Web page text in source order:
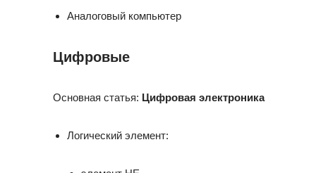
Аналоговый компьютер
Цифровые
Основная статья: Цифровая электроника
Логический элемент: